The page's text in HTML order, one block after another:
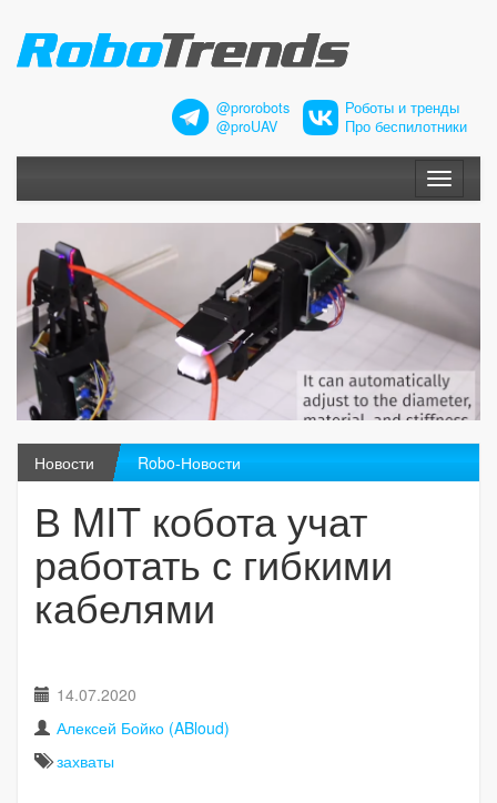
@prorobots
@proUAV
Роботы и тренды
Про беспилотники
Меню
Новости Robo-Новости
В MIT кобота учат
работать с гибкими
кабелями
14.07.2020
Алексей Бойко (ABloud)
захваты